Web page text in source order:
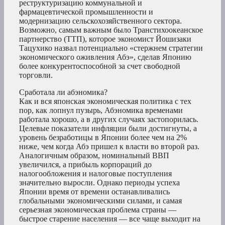
реструктуризацию коммунальной и
фармацевтической промышленности и
модернизацию сельскохозяйственного сектора.
Возможно, самым важным было Транстихоокеанское
партнерство (ТТП), которое экономист Йошизаки
Тацухико назвал потенциально «стержнем стратегии
экономического оживления Абэ», сделав Японию
более конкурентоспособной за счет свободной
торговли.
Сработала ли абэномика?
Как и вся японская экономическая политика с тех
пор, как лопнул пузырь, Абэномика временами
работала хорошо, а в других случаях застопорилась.
Целевые показатели инфляции были достигнуты, а
уровень безработицы в Японии более чем на 2%
ниже, чем когда Абэ пришел к власти во второй раз.
Аналогичным образом, номинальный ВВП
увеличился, а прибыль корпораций до
налогообложения и налоговые поступления
значительно выросли. Однако периоды успеха
Японии время от времени останавливались
глобальными экономическими силами, и самая
серьезная экономическая проблема страны —
быстрое старение населения — все чаще выходит на